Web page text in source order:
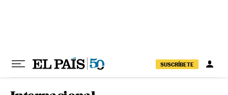
SUSCRÍBETE